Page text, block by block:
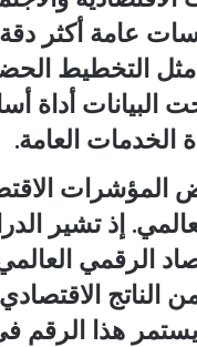
عامة أكثر دقة
التخطيط
البيانات أداة
الخدمات العامة.
المؤشرات
إذ تشير
الرقمي
من 15٪ من الناتج
هذا الرقم